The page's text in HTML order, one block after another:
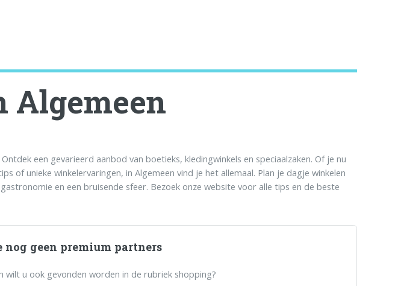
Algemeen
een gevarieerd aanbod van boetieks, kledingwinkels en speciaalzaken. Of je nu
of unieke winkelervaringen, in Algemeen vind je het allemaal. Plan je dagje winkelen
en een bruisende sfeer. Bezoek onze website voor alle tips en de beste
nog geen premium partners
wilt u ook gevonden worden in de rubriek shopping?